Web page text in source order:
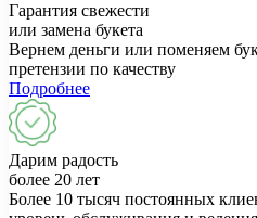
Гарантия свежести
или замена букета
Вернем деньги или поменяем
претензии по качеству
Подробнее
Дарим радость
более 20 лет
Более 10 тысяч постоянных